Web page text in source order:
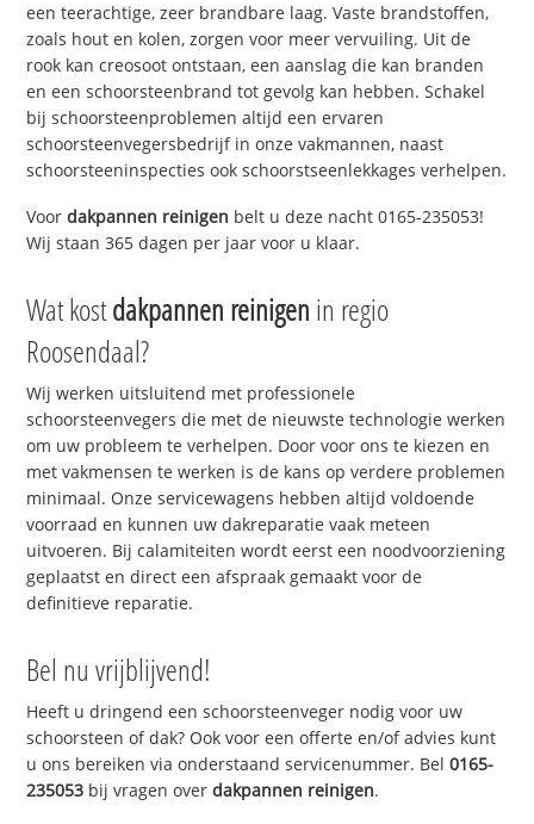
een teerachtige, zeer brandbare laag. Vaste brandstoffen,
zoals hout en kolen, zorgen voor meer vervuiling. Uit de
rook kan creosoot ontstaan, een aanslag die kan branden
en een schoorsteenbrand tot gevolg kan hebben. Schakel
bij schoorsteenproblemen altijd een ervaren
schoorsteenvegersbedrijf in onze vakmannen, naast
schoorsteeninspecties ook schoorstseenlekkages verhelpen.
Voordakpannen reinigen belt u deze nacht 0165-235053!
Wij staan 365 dagen per jaar voor u klaar.
Wat kostdakpannen reinigen in regio
Roosendaal?
Wij werken uitsluitend met professionele
schoorsteenvegers die met de nieuwste technologie werken
om uw probleem te verhelpen. Door voor ons te kiezen en
met vakmensen te werken is de kans op verdere problemen
minimaal. Onze servicewagens hebben altijd voldoende
voorraad en kunnen uw dakreparatie vaak meteen
uitvoeren. Bij calamiteiten wordt eerst een noodvoorziening
geplaatst en direct een afspraak gemaakt voor de
definitieve reparatie.
Bel nu vrijblijvend!
Heeft u dringend een schoorsteenveger nodig voor uw
schoorsteen of dak? Ook voor een offerte en/of advies kunt
u ons bereiken via onderstaand servicenummer. Bel0165-
235053 bij vragen overdakpannen reinigen.